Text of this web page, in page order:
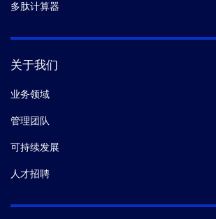
多肽计算器
关于我们
业务领域
管理团队
可持续发展
人才招聘